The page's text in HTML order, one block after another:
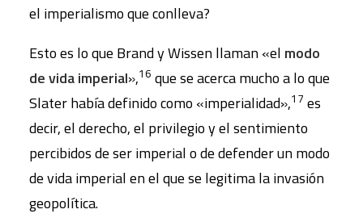
el imperialismo que conlleva?
Esto es lo que Brand y Wissen llaman «el modo
de vida imperial»,16 que se acerca mucho a lo que
Slater había definido como «imperialidad»,17 es
decir, el derecho, el privilegio y el sentimiento
percibidos de ser imperial o de defender un modo
de vida imperial en el que se legitima la invasión
geopolítica.